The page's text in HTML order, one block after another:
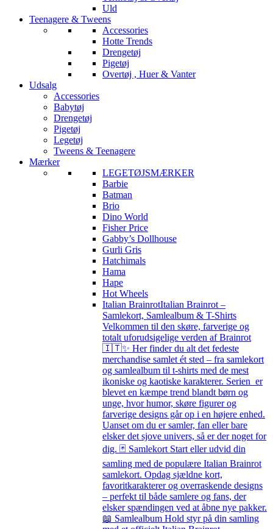
Uld
Teenagere & Tweens
Accessories
Hotte Trends
Drengetøj
Pigetøj
Overtøj , Huer & Vanter
Udsalg
Accessories
Babytøj
Drengetøj
Pigetøj
Legetøj
Tweens & Teenagere
Mærker
LEGETØJSMÆRKER
Barbie
Batman
Brio
Dino World
Fisher Price
Gabby’s Dollhouse
Gurli Gris
Hatchimals
Hama
Hape
Hot Wheels
Italian BrainrotItalian Brainrot –
Samlekort, Samlealbum & T-Shirts
Velkommen til den skøre, farverige og
totalt uforudsigelige verden af Brainrot
🇮🇹✨ Her finder du alt det fedeste
merchandise samlet ét sted – fra samlekort
og samlealbum til t-shirts med de mest
ikoniske og kaotiske karakterer. Serien er
blevet en kæmpe trend blandt børn og
unge, hvor humor, skøre figurer og
farverige designs går op i en højere enhed.
Uanset om du er samler, fan eller bare
elsker det sjove univers, så er der noget for
dig. 🃏 Samlekort Start eller udvid din
samling med de populære Italian Brainrot
samlekort. Opdag sjældne kort,
favoritkarakterer og overraskende designs
– perfekt til både samlere og fans, der
elsker spændingen ved at åbne nye pakker.
📖 Samlealbum Hold styr på din samling